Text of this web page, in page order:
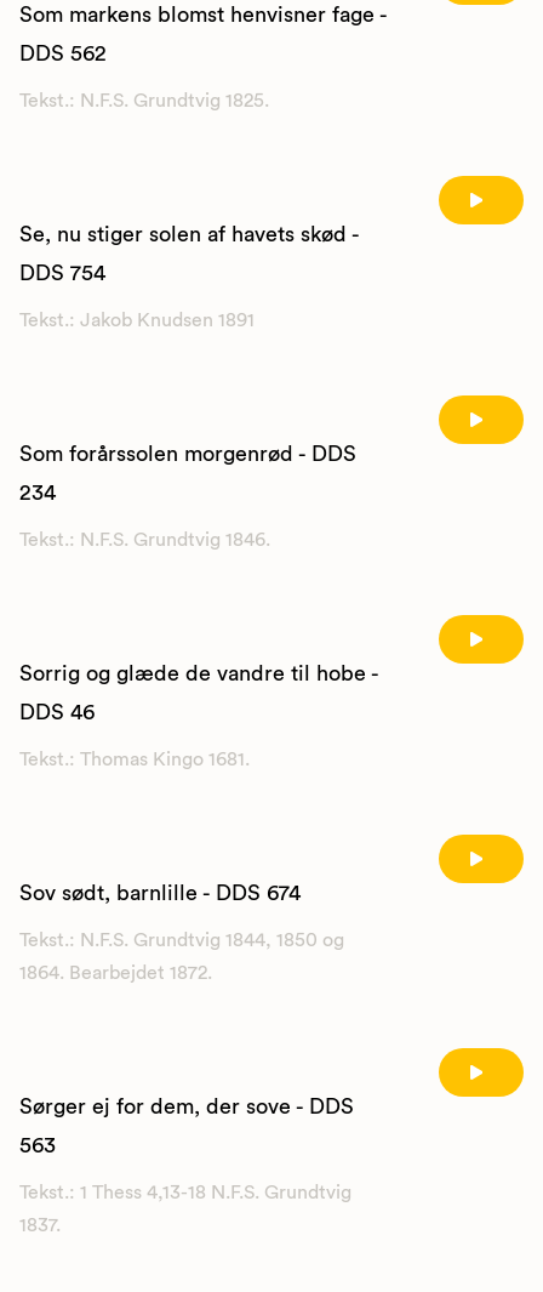
Som markens blomst henvisner fage -
DDS 562
Tekst.: N.F.S. Grundtvig 1825.
Se, nu stiger solen af havets skød -
DDS 754
Tekst.: Jakob Knudsen 1891
Som forårssolen morgenrød - DDS
234
Tekst.: N.F.S. Grundtvig 1846.
Sorrig og glæde de vandre til hobe -
DDS 46
Tekst.: Thomas Kingo 1681.
Sov sødt, barnlille - DDS 674
Tekst.: N.F.S. Grundtvig 1844, 1850 og
1864. Bearbejdet 1872.
Sørger ej for dem, der sove - DDS
563
Tekst.: 1 Thess 4,13-18 N.F.S. Grundtvig
1837.